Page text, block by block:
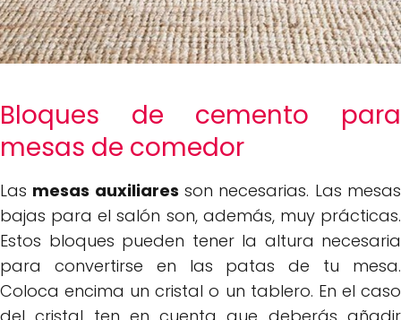
Bloques de cemento para
mesas de comedor
Las mesas auxiliares son necesarias. Las mesas
bajas para el salón son, además, muy prácticas.
Estos bloques pueden tener la altura necesaria
para convertirse en las patas de tu mesa.
Coloca encima un cristal o un tablero. En el caso